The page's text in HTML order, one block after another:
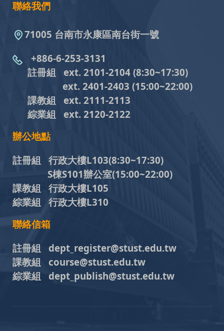
聯絡我們
71005 台南市永康區南台街一號
+886-6-253-3131
註冊組 ext. 2101-2104 (8:30~17:30)
ext. 2401-2403 (15:00~22:00)
課教組 ext. 2111-2113
綜業組
ext. 2120-2122
辦公地點
註冊組 行政大樓L103(8:30~17:30)
S棟S101辦公室(15:00~22:00)
課教組 行政大樓L105
綜業組 行政大樓L310
聯絡信箱
註冊組 dept_register@stust.edu.tw
課教組 course@stust.edu.tw
綜業組 dept_publish@stust.edu.tw